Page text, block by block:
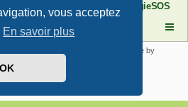
vous acceptez
En savoir plus
OK
Forum de l'association FibromyalgieSOS
Software © phpBB Limited | SE Square by
par